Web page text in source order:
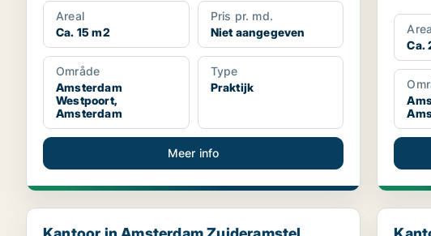
Areal
Ca. 15 m2
Pris pr. md.
Niet aangegeven
Område
Amsterdam
Westpoort,
Amsterdam
Type
Praktijk
Meer info
Ca.
Kantoor in Amsterdam Zuideramstel, Amsterdam Kantoor